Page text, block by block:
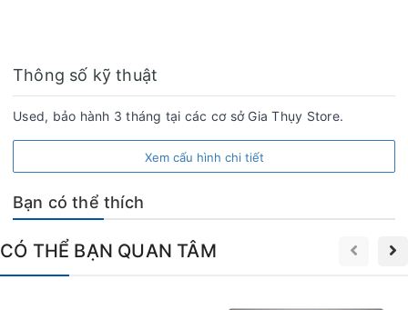
Cấu Hình Mạnh Mẽ Của MacBook Pro 14 2021 M1
Thông số kỹ thuật
Used, bảo hành 3 tháng tại các cơ sở Gia Thụy Store.
Xem cấu hình chi tiết
Bạn có thể thích
CÓ THỂ BẠN QUAN TÂM